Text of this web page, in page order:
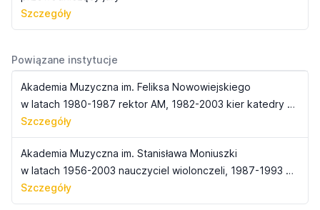
Szczegóły
Powiązane instytucje
Akademia Muzyczna im. Feliksa Nowowiejskiego
w latach 1980-1987 rektor AM, 1982-2003 kier katedry Inst. symyczkowych i kameralistyki
Szczegóły
Akademia Muzyczna im. Stanisława Moniuszki
w latach 1956-2003 nauczyciel wiolonczeli, 1987-1993 rektor, od 1983 profesor
Szczegóły